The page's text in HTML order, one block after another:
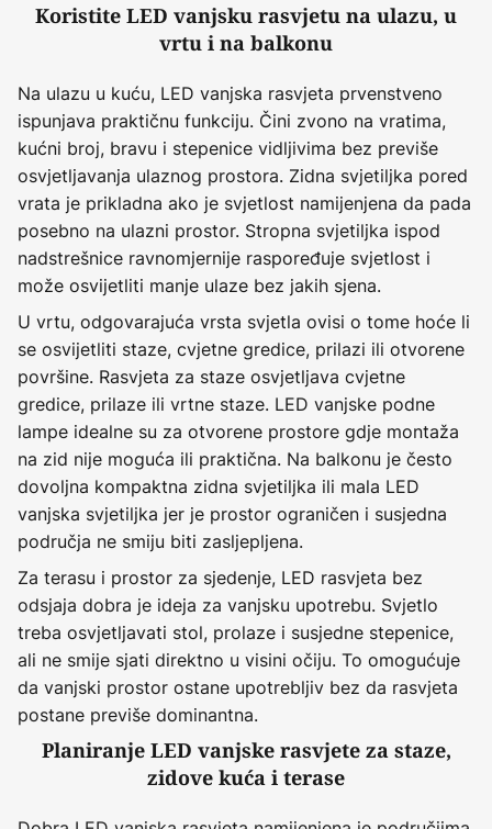
Koristite LED vanjsku rasvjetu na ulazu, u
vrtu i na balkonu
Na ulazu u kuću, LED vanjska rasvjeta prvenstveno
ispunjava praktičnu funkciju. Čini zvono na vratima,
kućni broj, bravu i stepenice vidljivima bez previše
osvjetljavanja ulaznog prostora. Zidna svjetiljka pored
vrata je prikladna ako je svjetlost namijenjena da pada
posebno na ulazni prostor. Stropna svjetiljka ispod
nadstrešnice ravnomjernije raspoređuje svjetlost i
može osvijetliti manje ulaze bez jakih sjena.
U vrtu, odgovarajuća vrsta svjetla ovisi o tome hoće li
se osvijetliti staze, cvjetne gredice, prilazi ili otvorene
površine. Rasvjeta za staze osvjetljava cvjetne
gredice, prilaze ili vrtne staze. LED vanjske podne
lampe idealne su za otvorene prostore gdje montaža
na zid nije moguća ili praktična. Na balkonu je često
dovoljna kompaktna zidna svjetiljka ili mala LED
vanjska svjetiljka jer je prostor ograničen i susjedna
područja ne smiju biti zasljepljena.
Za terasu i prostor za sjedenje, LED rasvjeta bez
odsjaja dobra je ideja za vanjsku upotrebu. Svjetlo
treba osvjetljavati stol, prolaze i susjedne stepenice,
ali ne smije sjati direktno u visini očiju. To omogućuje
da vanjski prostor ostane upotrebljiv bez da rasvjeta
postane previše dominantna.
Planiranje LED vanjske rasvjete za staze,
zidove kuća i terase